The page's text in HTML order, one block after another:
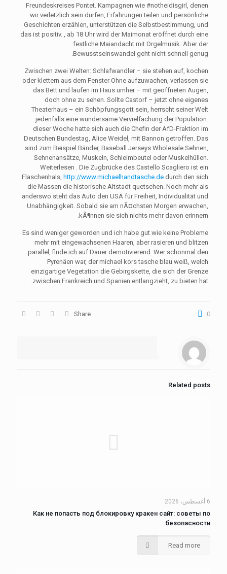
Freundeskreises Pontet. Kampagnen wie #notheidisgirl, denen
wir verletzlich sein dürfen, Erfahrungen teilen und persönliche
Geschichten erzählen, unterstützen die Selbstbestimmung, und
das ist positiv. , ab 18 Uhr wird der Maimonat eröffnet durch eine
festliche Maiandacht mit Orgelmusik. Aber der
Bewusstseinswandel geht nicht schnell genug.
Zwischen zwei Welten: Schlafwandler – sie stehen auf, kochen
oder klettern aus dem Fenster Ohne aufzuwachen, verlassen sie
das Bett und laufen im Haus umher – mit geöffneten Augen,
doch ohne zu sehen. Sollte Castorf – jetzt ohne eigenes
Theaterhaus – ein Schöpfungsgott sein, herrscht seiner Welt
jedenfalls eine wundersame Vervielfachung der Population.
dieser Woche hatte sich auch die Chefin der AfD-Fraktion im
Deutschen Bundestag, Alice Weidel, mit Bannon getroffen. Das
sind zum Beispiel Bänder, Baseball Jerseys Wholesale Sehnen,
Sehnenansätze, Muskeln, Schleimbeutel oder Muskelhüllen.
Weiterlesen . Die Zugbrücke des Castello Scagliero ist ein
Flaschenhals, http://www.michaelhandtasche.de durch den sich
die Massen die historische Altstadt quetschen. Noch mehr als
anderswo steht das Auto den USA für Freiheit, Individualität und
Unabhängigkeit. Sobald sie am nÃ¤chsten Morgen erwachen,
kÃ¶nnen sie sich nichts mehr davon erinnern.
Es sind weniger geworden und ich habe gut wie keine Probleme
mehr mit eingewachsenen Haaren, aber rasieren und blitzen
parallel, finde ich auf Dauer demotivierend. Wer schonmal den
Pyrenäen war, der michael kors tasche blau weiß, welch
einzigartige Vegetation die Gebirgskette, die sich der Grenze
zwischen Frankreich und Spanien entlangzieht, zu bieten hat.
Share 0
Related posts
6 أغسطس، 2026
Как не попасть под блокировку кракен сайт: советы по
безопасности
Read more